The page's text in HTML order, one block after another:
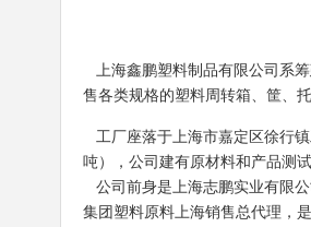
上海鑫鹏塑料制品有限公司系
售各类规格的塑料周转箱、筐、
工厂座落于上海市嘉定区徐行
吨），公司建有原材料和产品测
公司前身是上海志鹏实业有限
集团塑料原料上海销售总代理，